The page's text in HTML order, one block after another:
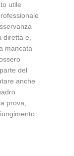
utile
e,
mancata
del
anche
prova,